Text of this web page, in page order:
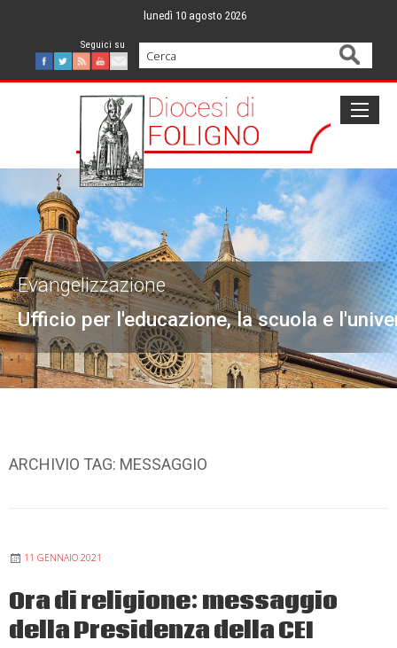
content
lunedì 10 agosto 2026
Facebook
Twitter
FeedYoutube
Mail
Cerca
Ufficio per l'educazione, la scuola e
Evangelizzazione
ARCHIVIO TAG: MESSAGGIO
11 GENNAIO 2021
Ora di religione: messaggio
della Presidenza della CEI